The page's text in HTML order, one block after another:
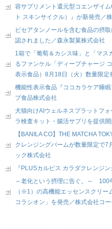
容サプリメント還元型コエンザイ
ト スキンサイクル）』が新発売／
ピセアタンノールを含む食品の摂
認されました／森永製菓株式会社
1箱で「葡萄＆カシス味」と「マス
るファンケル「ディープチャージ
表示食品）8月18日（火）数量限定
機能性表示食品『ココカラケア睡
プ食品株式会社
犬猫向けAIウェルネスプラットフ
ラ検査キット・腸活サプリを提供
【BANILA CO】THE MATCHA
クレンジングバームが数量限定で7
ック株式会社
『PLUSカルピス カラダクレンジ
～老化という摂理に告ぐ。～ 100
（※1）の高機能エッセンスクリ
コラシオン」を発売／株式会社コー